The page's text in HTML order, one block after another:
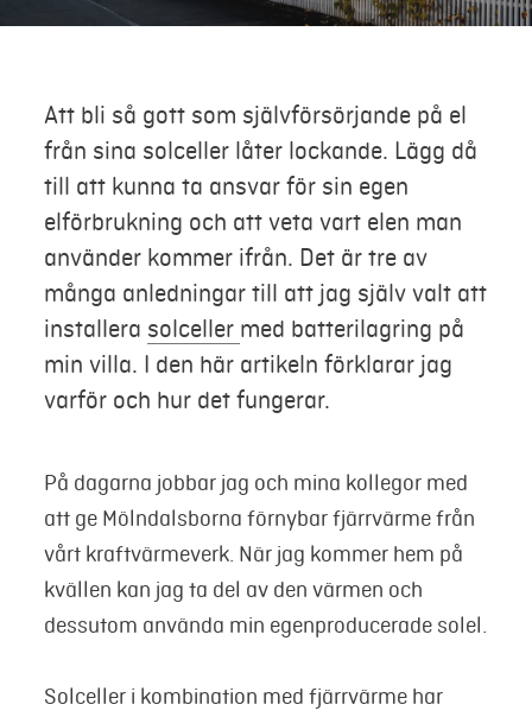
Elnät
Logga in
Mina sidor
Att bli så gott som självförsörjande på el
från sina solceller låter lockande. Lägg då
till att kunna ta ansvar för sin egen
elförbrukning och att veta vart elen man
använder kommer ifrån. Det är tre av
många anledningar till att jag själv valt att
installera solceller med batterilagring på
min villa. I den här artikeln förklarar jag
varför och hur det fungerar.
På dagarna jobbar jag och mina kollegor med
att ge Mölndalsborna förnybar fjärrvärme från
vårt kraftvärmeverk. När jag kommer hem på
kvällen kan jag ta del av den värmen och
dessutom använda min egenproducerade solel.
Solceller i kombination med fjärrvärme har